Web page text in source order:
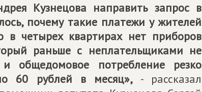
Кузнецова направить запрос в
почему такие платежи у жителей
в четырех квартирах нет приборов
раньше с неплательщиками не
общедомовое потребление резко
60 рублей в месяц», - рассказал